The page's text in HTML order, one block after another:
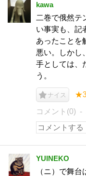
kawa
二巻で俄然テ
い事実も、記
あったことを
悪い。しかし
手としては、
う。
ナイス
コメント(0)
YUINEKO
（ニ）で舞